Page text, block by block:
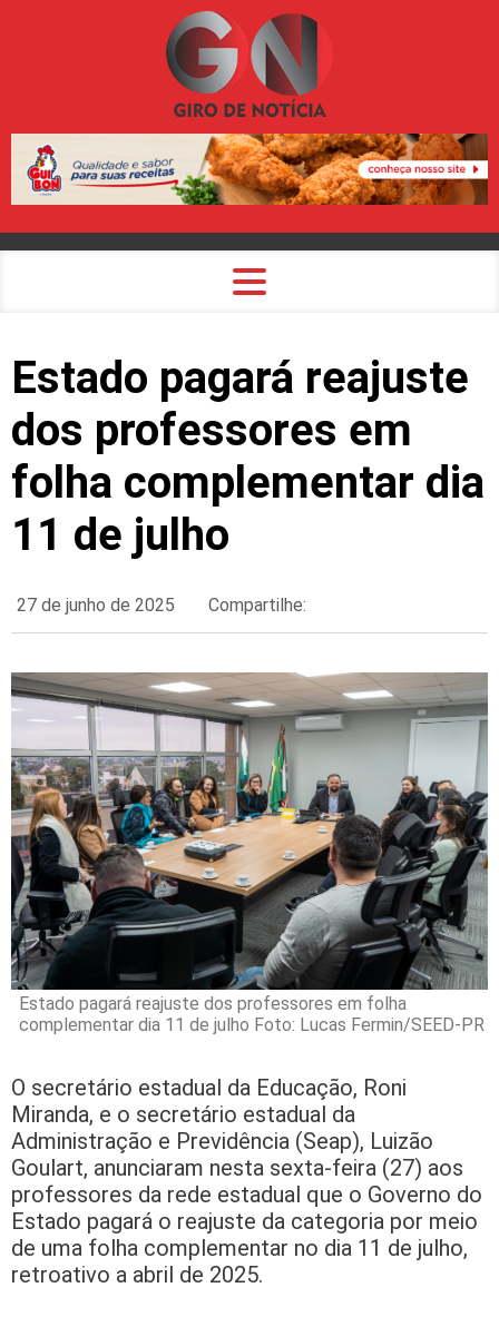
Estado pagará reajuste
dos professores em
folha complementar dia
11 de julho
27 de junho de 2025 Compartilhe:
Estado pagará reajuste dos professores em folha
complementar dia 11 de julho Foto: Lucas Fermin/SEED-PR
O secretário estadual da Educação, Roni
Miranda, e o secretário estadual da
Administração e Previdência (Seap), Luizão
Goulart, anunciaram nesta sexta-feira (27) aos
professores da rede estadual que o Governo do
Estado pagará o reajuste da categoria por meio
de uma folha complementar no dia 11 de julho,
retroativo a abril de 2025.